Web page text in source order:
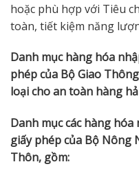
hoặc phù hợp với Tiêu
toàn, tiết kiệm năng
Danh mục hàng hóa
phép của Bộ Giao
loại cho an toàn hàng
Danh mục các hàng
giấy phép của Bộ Nông
Thôn, gồm: